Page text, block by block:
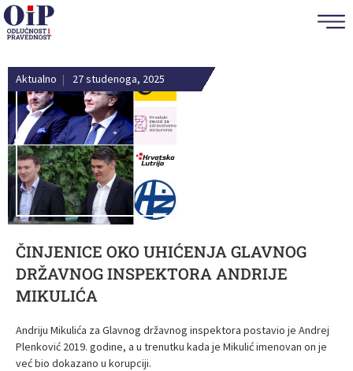
Aktualno | 27 studenoga, 2025
ČINJENICE OKO UHIĆENJA GLAVNOG
DRŽAVNOG INSPEKTORA ANDRIJE
MIKULIĆA
Andriju Mikulića za Glavnog državnog inspektora postavio je Andrej
Plenković 2019. godine, a u trenutku kada je Mikulić imenovan on je
već bio dokazano u korupciji.